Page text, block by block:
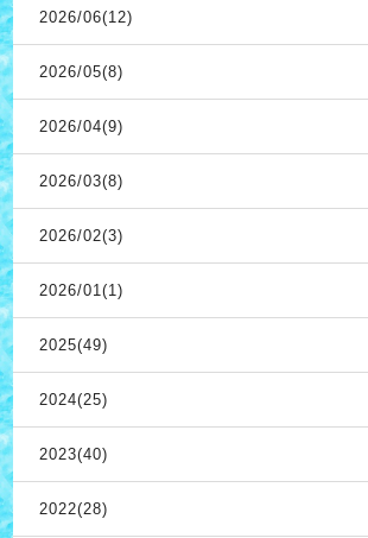
2026/06(12)
2026/05(8)
2026/04(9)
2026/03(8)
2026/02(3)
2026/01(1)
2025(49)
2024(25)
2023(40)
2022(28)